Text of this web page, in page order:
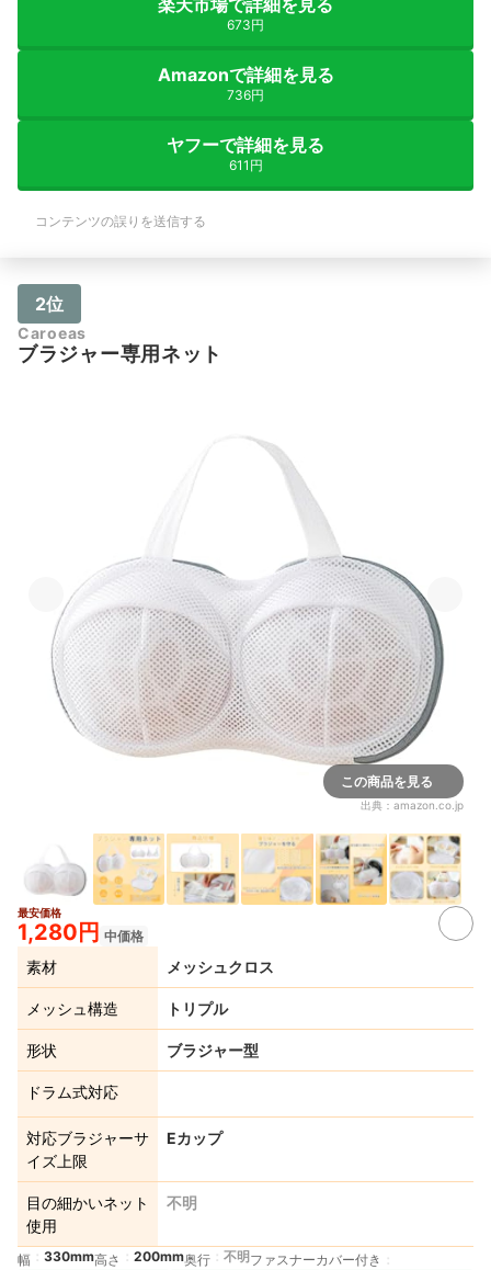
楽天市場で詳細を見る
673円
Amazonで詳細を見る
736円
ヤフーで詳細を見る
611円
コンテンツの誤りを送信する
2位
Caroeas
ブラジャー専用ネット
この商品を見る
出典： amazon.co.jp
最安価格
1,280円 中価格
素材 メッシュクロス
メッシュ構造 トリプル
形状 ブラジャー型
ドラム式対応
対応ブラジャーサ
イズ上限
Eカップ
目の細かいネット
使用
不明
幅 330mm高さ 200mm奥行 不明 ファスナーカバー付き